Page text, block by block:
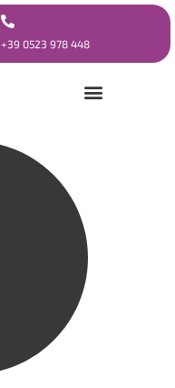
+39 0523 978 448